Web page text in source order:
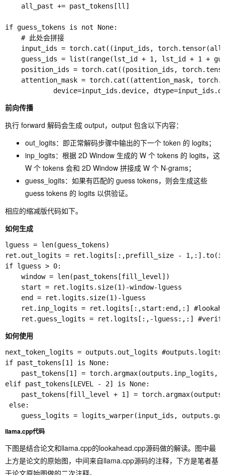
if guess_tokens is not None:
    # 此处会拼接
input_ids = torch.cat((input_ids,
guess_ids = list(range(lst_id + 1, lst_id + 1 +
position_ids = torch.cat((position_ids,
attention_mask = torch.cat((attention_mask,
前向传播
执行 forward 解码会生成 output，output 包含以下内容：
out_logits：即正常解码步骤中输出的下一个 token 的 logits；
inp_logits：根据 2D Window 生成的 W 个 tokens 的 logits，这
W 个 tokens 会和 2D Window 拼接成 W 个 N-grams；
guess_logits：如果有匹配的 guess tokens，则会生成这些
guess tokens 的 logits 以供验证。
相应的缩减版代码如下。
如何生成
lguess = len(guess_tokens)
ret.out_logits = ret.logits[:,prefill_size -
if lguess > 0:
    window = len(past_tokens[fill_level])
    start = ret.logits.size(1)-window-lguess
    end = ret.logits.size(1)-lguess
ret.inp_logits = ret.logits[:,start:end,:]
如何使用
next_token_logits = outputs.out_logits
if past_tokens[1] is None:
past_tokens[1] = torch.argmax(outputs.inp_logits,
elif past_tokens[LEVEL - 2] is None:
past_tokens[fill_level + 1] =
else:
llama.cpp代码
下图是结合论文和llama.cpp的lookahead.cpp源码做的解读。图中最
上方是论文的原始图，中间来自llama.cpp源码的注释，下方是笔者基
于论文原始图做的二次注释。